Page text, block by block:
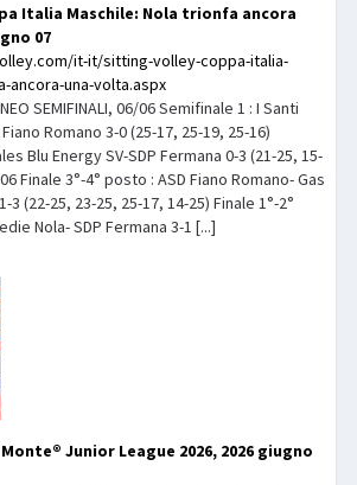
Italia Maschile: Nola trionfa ancora
07
it-it/sitting-volley-coppa-italia-
ancora-una-volta.aspx
SEMIFINALI, 06/06 Semifinale 1 : I Santi
Romano 3-0 (25-17, 25-19, 25-16)
Blu Energy SV-SDP Fermana 0-3 (21-25, 15-
Finale 3°-4° posto : ASD Fiano Romano- Gas
3 (22-25, 23-25, 25-17, 14-25) Finale 1°-2°
Nola- SDP Fermana 3-1 [...]
Junior League 2026, 2026 giugno